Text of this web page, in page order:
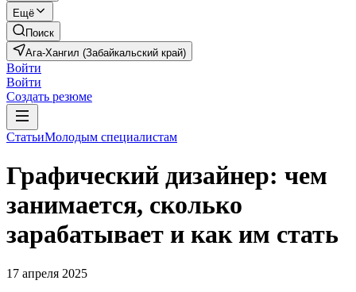
Ещё
Поиск
Ага-Хангил (Забайкальский край)
Войти
Войти
Создать резюме
СтатьиМолодым специалистам
Графический дизайнер: чем
занимается, сколько
зарабатывает и как им стать
17 апреля 2025